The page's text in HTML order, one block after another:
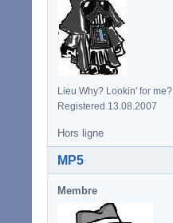
Lieu Why? Lookin' for me?
Registered 13.08.2007
Hors ligne
MP5
Membre